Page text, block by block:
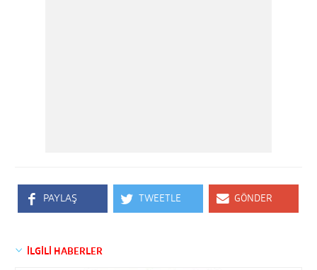
PAYLAŞ TWEETLE GÖNDER
İLGİLİ HABERLER